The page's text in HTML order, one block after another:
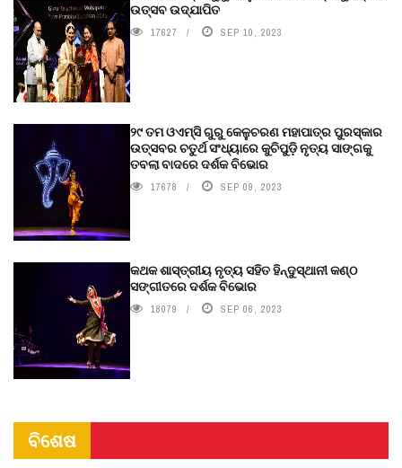
ଉତ୍ସବ ଉଦ୍‍ଯାପିତ
17627 SEP 10, 2023
୨୯ ତମ ଓଏମ୍‌ସି ଗୁରୁ କେଳୁଚରଣ ମହାପାତ୍ର ପୁରସ୍କାର
ଉତ୍ସବର ଚତୁର୍ଥ ସଂଧ୍ୟାରେ କୁଚିପୁଡ଼ି ନୃତ୍ୟ ସାଙ୍ଗକୁ
ତବଲା ବାଦରେ ଦର୍ଶକ ବିଭୋର
17678 SEP 09, 2023
କଥକ ଶାସ୍ତ୍ରୀୟ ନୃତ୍ୟ ସହିତ ହିନ୍ଦୁସ୍ଥାନୀ କଣ୍ଠ
ସଙ୍ଗୀତରେ ଦର୍ଶକ ବିଭୋର
18079 SEP 06, 2023
ବିଶେଷ